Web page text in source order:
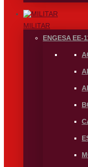
MILITAR
ENGESA EE-